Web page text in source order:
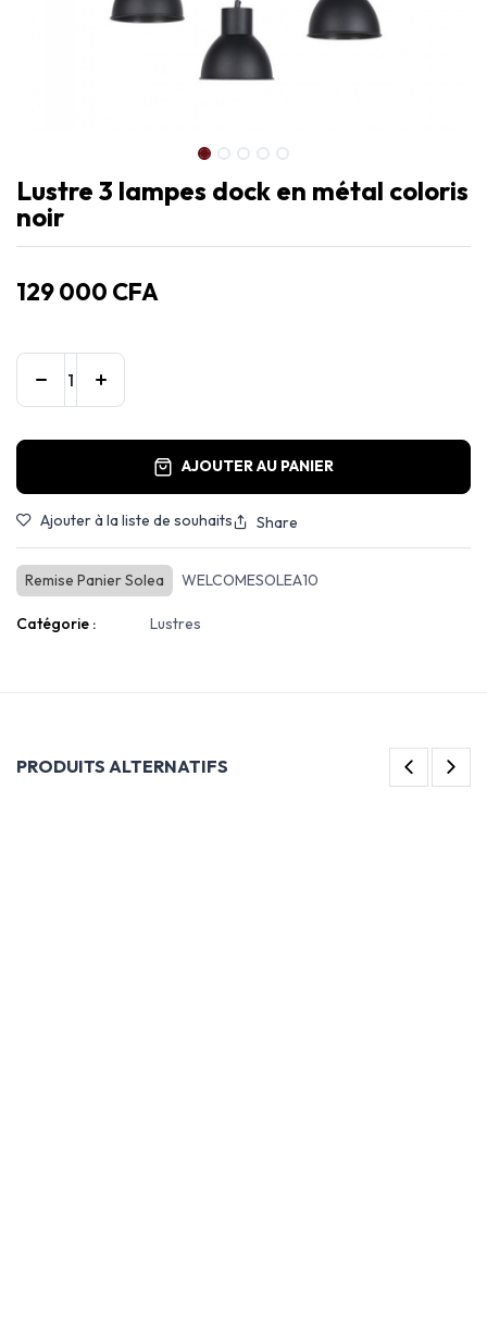
Lustre 3 lampes dock en métal coloris
noir
129 000 CFA
AJOUTER AU PANIER
Ajouter à la liste de souhaits Share
Remise Panier Solea WELCOMESOLEA10
Catégorie : Lustres
PRODUITS ALTERNATIFS